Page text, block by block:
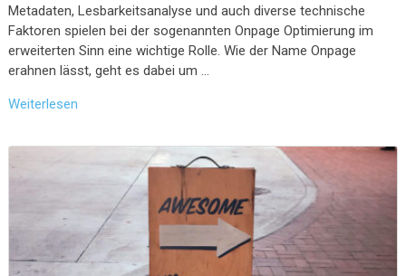
Metadaten, Lesbarkeitsanalyse und auch diverse technische
Faktoren spielen bei der sogenannten Onpage Optimierung im
erweiterten Sinn eine wichtige Rolle. Wie der Name Onpage
erahnen lässt, geht es dabei um …
Weiterlesen